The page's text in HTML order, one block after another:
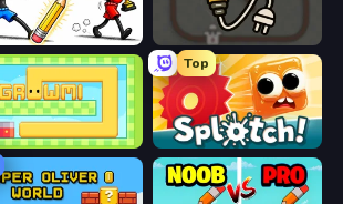
Smash Light The Lamp
Top
Splotch!